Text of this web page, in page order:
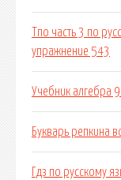
Тпо часть 3 по
упражнение 543
Учебник алгебра
Букварь репкина
Гдз по русскому